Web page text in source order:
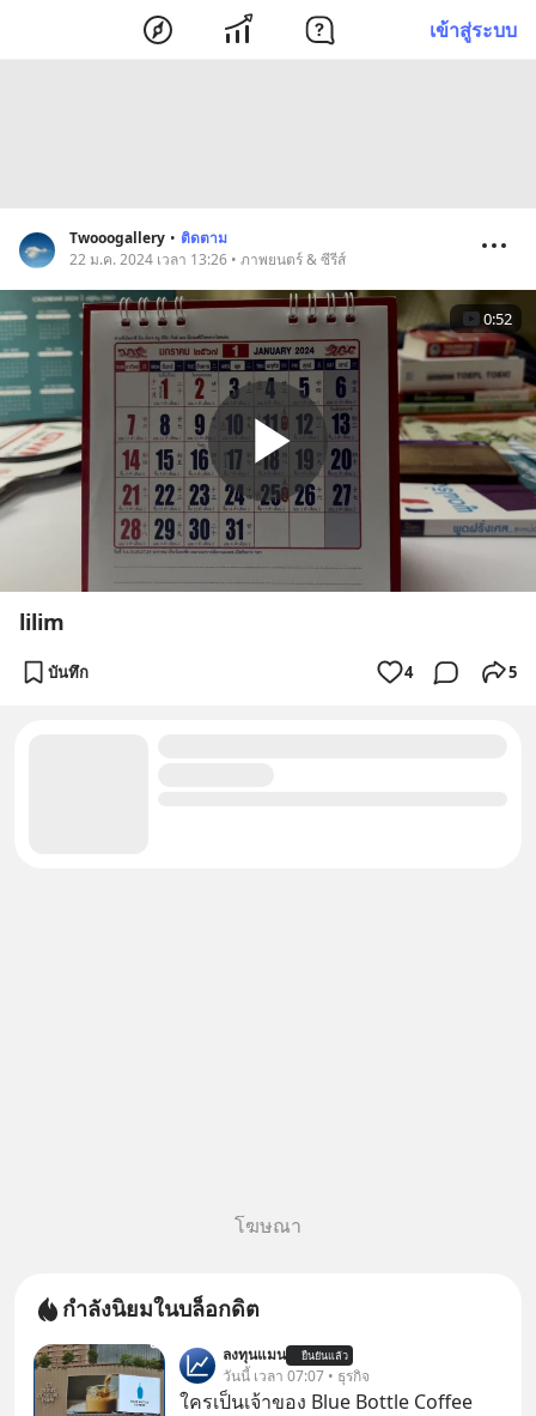
เข้าสู่ระบบ
Twooogallery • ติดตาม
22 ม.ค. 2024 เวลา 13:26 • ภาพยนตร์ & ซีรีส์
0:52
lilim
บันทึก 4 5
โฆษณา
กำลังนิยมในบล็อกดิต
ลงทุนแมน ยืนยันแล้ว
วันนี้ เวลา 07:07 • ธุรกิจ
ใครเป็นเจ้าของ Blue Bottle Coffee